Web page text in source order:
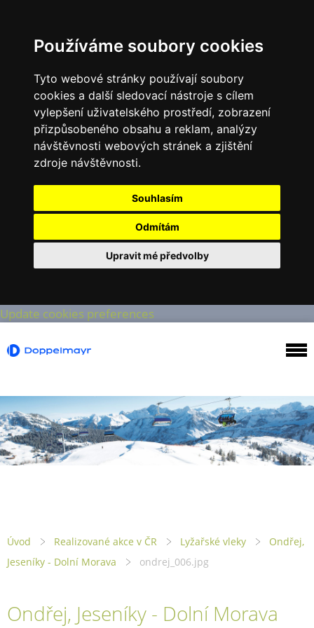
Používáme soubory cookies
Tyto webové stránky používají soubory
cookies a další sledovací nástroje s cílem
vylepšení uživatelského prostředí, zobrazení
přizpůsobeného obsahu a reklam, analýzy
návštěvnosti webových stránek a zjištění
zdroje návštěvnosti.
Souhlasím
Odmítám
Upravit mé předvolby
Update cookies preferences
Úvod Realizované akce v ČR Lyžařské vleky
Ondřej,
Jeseníky - Dolní Morava
ondrej_006.jpg
Ondřej, Jeseníky - Dolní Morava